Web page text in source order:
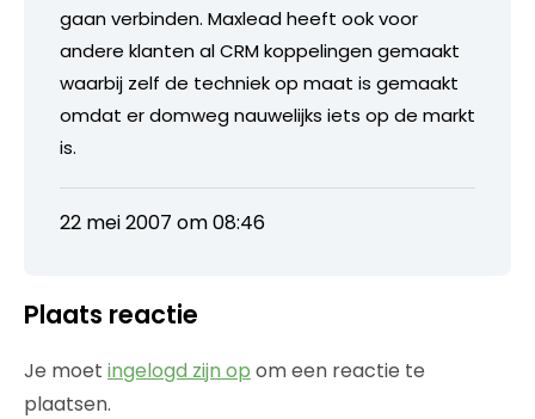
gaan verbinden. Maxlead heeft ook voor
andere klanten al CRM koppelingen gemaakt
waarbij zelf de techniek op maat is gemaakt
omdat er domweg nauwelijks iets op de markt
is.
22 mei 2007 om 08:46
Plaats reactie
Je moet ingelogd zijn op om een reactie te
plaatsen.